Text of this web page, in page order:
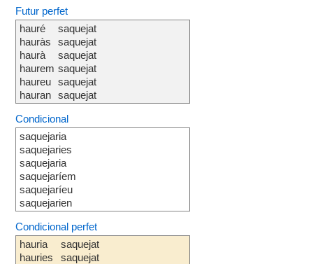
Futur perfet
hauré
hauràs
haurà
haurem
haureu
hauran
saquejat
saquejat
saquejat
saquejat
saquejat
saquejat
Condicional
saquejaria
saquejaries
saquejaria
saquejaríem
saquejaríeu
saquejarien
Condicional perfet
hauria
hauries
saquejat
saquejat